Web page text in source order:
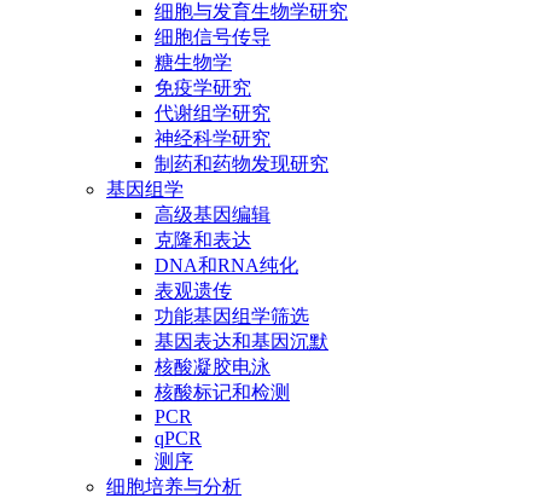
细胞与发育生物学研究
细胞信号传导
糖生物学
免疫学研究
代谢组学研究
神经科学研究
制药和药物发现研究
基因组学
高级基因编辑
克隆和表达
DNA和RNA纯化
表观遗传
功能基因组学筛选
基因表达和基因沉默
核酸凝胶电泳
核酸标记和检测
PCR
qPCR
测序
细胞培养与分析